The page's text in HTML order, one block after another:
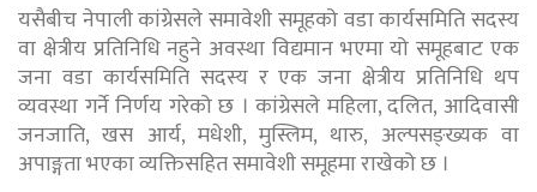
यसैबीच नेपाली कांग्रेसले समावेशी समूहको वडा कार्यसमिति सदस्य
वा क्षेत्रीय प्रतिनिधि नहुने अवस्था विद्यमान भएमा यो समूहबाट एक
जना वडा कार्यसमिति सदस्य र एक जना क्षेत्रीय प्रतिनिधि थप
व्यवस्था गर्ने निर्णय गरेको छ । कांग्रेसले महिला, दलित, आदिवासी
जनजाति, खस आर्य, मधेशी, मुस्लिम, थारु, अल्पसङ्ख्यक वा
अपाङ्गता भएका व्यक्तिसहित समावेशी समूहमा राखेको छ ।